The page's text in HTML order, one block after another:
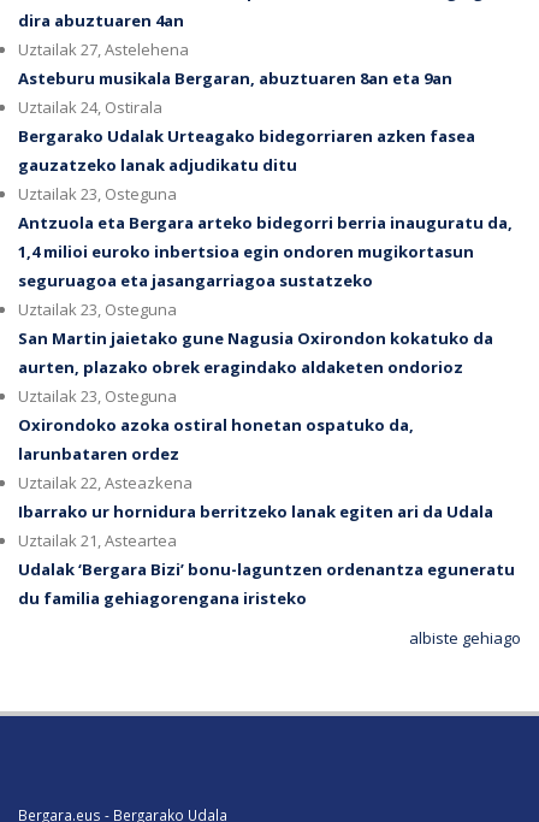
dira abuztuaren 4an
Uztailak 27, Astelehena
Asteburu musikala Bergaran, abuztuaren 8an eta 9an
Uztailak 24, Ostirala
Bergarako Udalak Urteagako bidegorriaren azken fasea
gauzatzeko lanak adjudikatu ditu
Uztailak 23, Osteguna
Antzuola eta Bergara arteko bidegorri berria inauguratu da,
1,4 milioi euroko inbertsioa egin ondoren mugikortasun
seguruagoa eta jasangarriagoa sustatzeko
Uztailak 23, Osteguna
San Martin jaietako gune Nagusia Oxirondon kokatuko da
aurten, plazako obrek eragindako aldaketen ondorioz
Uztailak 23, Osteguna
Oxirondoko azoka ostiral honetan ospatuko da,
larunbataren ordez
Uztailak 22, Asteazkena
Ibarrako ur hornidura berritzeko lanak egiten ari da Udala
Uztailak 21, Asteartea
Udalak ‘Bergara Bizi’ bonu-laguntzen ordenantza eguneratu
du familia gehiagorengana iristeko
albiste gehiago
Bergara.eus - Bergarako Udala